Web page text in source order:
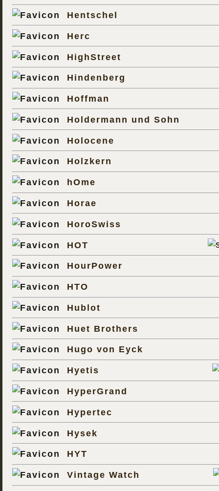
Hentschel
Herc
HighStreet
Hindenberg
Hoffman
Holdermann und Sohn
Holocene
Holzkern
hOme
Horae
HoroSwiss
HOT
HourPower
HTO
Hublot
Huet Brothers
Hugo von Eyck
Hyetis
HyperGrand
Hypertec
Hysek
HYT
Vintage Watch